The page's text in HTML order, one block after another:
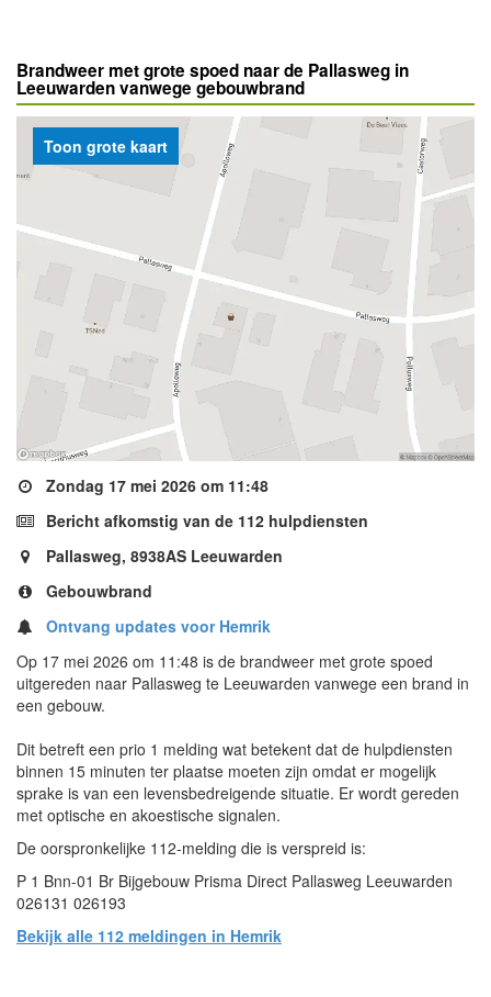
Brandweer met grote spoed naar de Pallasweg in
Leeuwarden vanwege gebouwbrand
Zondag 17 mei 2026 om 11:48
Bericht afkomstig van de 112 hulpdiensten
Pallasweg, 8938AS Leeuwarden
Gebouwbrand
Ontvang updates voor Hemrik
Op 17 mei 2026 om 11:48 is de brandweer met grote spoed
uitgereden naar Pallasweg te Leeuwarden vanwege een brand in
een gebouw.
Dit betreft een prio 1 melding wat betekent dat de hulpdiensten
binnen 15 minuten ter plaatse moeten zijn omdat er mogelijk
sprake is van een levensbedreigende situatie. Er wordt gereden
met optische en akoestische signalen.
De oorspronkelijke 112-melding die is verspreid is:
P 1 Bnn-01 Br Bijgebouw Prisma Direct Pallasweg Leeuwarden
026131 026193
Bekijk alle 112 meldingen in Hemrik
Toon grote kaart